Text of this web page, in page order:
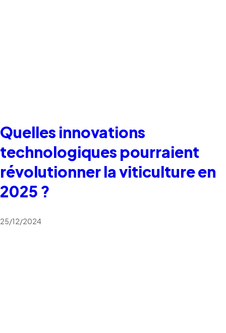
Quelles innovations
technologiques pourraient
révolutionner la viticulture en
2025 ?
25/12/2024